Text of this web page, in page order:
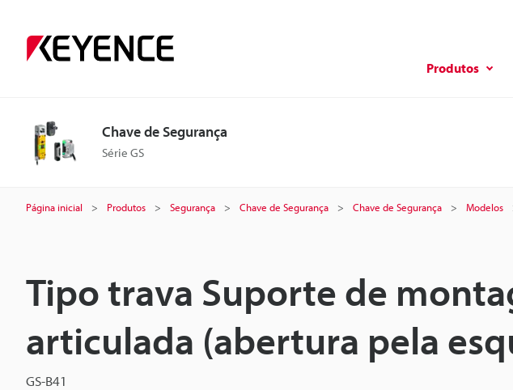
Produtos
Chave de Segurança
Série GS
Página inicial Produtos Segurança Chave de Segurança Chave de Segurança Modelos
Tipo trava Suporte de
articulada (abertura pela
GS-B41